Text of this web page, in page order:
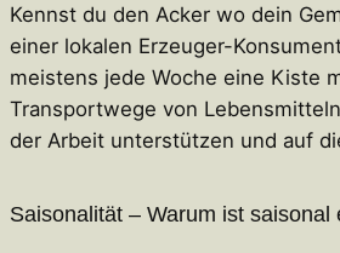
Kennst du den Acker wo dein
einer lokalen Erzeuger-
meistens jede Woche eine Kiste
Transportwege von
der Arbeit unterstützen und auf
Saisonalität – Warum ist